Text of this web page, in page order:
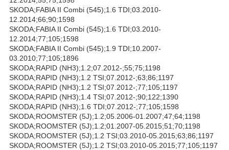
SKODA;FABIA II Combi (545);1.6 TDI;03.2010-
12.2014;66;90;1598
SKODA;FABIA II Combi (545);1.6 TDI;03.2010-
12.2014;77;105;1598
SKODA;FABIA II Combi (545);1.9 TDI;10.2007-
03.2010;77;105;1896
SKODA;RAPID (NH3);1.2;07.2012-;55;75;1198
SKODA;RAPID (NH3);1.2 TSI;07.2012-;63;86;1197
SKODA;RAPID (NH3);1.2 TSI;07.2012-;77;105;1197
SKODA;RAPID (NH3);1.4 TSI;07.2012-;90;122;1390
SKODA;RAPID (NH3);1.6 TDI;07.2012-;77;105;1598
SKODA;ROOMSTER (5J);1.2;05.2006-01.2007;47;64;1198
SKODA;ROOMSTER (5J);1.2;01.2007-05.2015;51;70;1198
SKODA;ROOMSTER (5J);1.2 TSI;03.2010-05.2015;63;86;1197
SKODA;ROOMSTER (5J);1.2 TSI;03.2010-05.2015;77;105;1197